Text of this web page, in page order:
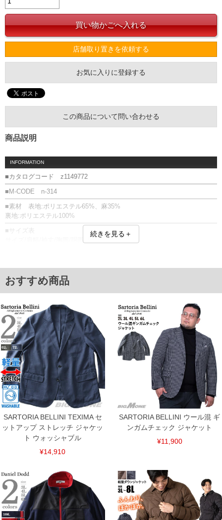
店舗取り置きを依頼する
お気に入りに登録する
この商品について問い合わせる
商品説明
INFORMATION
■カタログコード z1149772
■M-CODE n-314
■素材 表地:ポリエステル65%、麻35%
裏地:ポリエステル100%
■サイズ表
サイズ/肩幅/袖丈/胸囲/胴囲/着丈
4L/54/64/136/128/77
5L/56/65/142/134/79
6L/58/66/148/140/81
※【返品交換について】
返品交換希望の方は、商品到着後1週間以内にご連絡ください。
下着(肌着)やワイシャツは商品の性質上、返品交換不可とさせて頂いております。予め
ご了承くださいませ。
※【ボトムの裾上げをご希望の場合】
裾上げ料金は500円+税となります。
備考欄に股下●cmとご記入下さい。（裾上げ無料対象商品は1本につき税込6,000円以
上の品が対象。1本5,999円以下の商品は有料（500円+税）となります。）
出荷まで約1週間～20日間程お時間を頂く場合がございます。
尚、裾上げした商品は返品・交換不可となりますので、予めご了承下さい。
一部、お直しに対応出来ない商品がございます。(例：裾にファスナーや調節ひもが付
いている、極端なデザインが施されている等)
※商品によって若干のサイズの誤差がございます。また、お客様がご使用の環境（コ
ンピュータ画面）によって、商品の色味が若干異なる場合がございます。予めご了承
ください。
※当店での掲載商品は、実店鋪と在庫を共用しておりますので店頭での売り違い、店
舗からのお取り寄せ等により、お客様にご迷惑をお掛けしてしまう場合がございま
す。そのようなことがない様最大限に努めておりますが、もしあった場合速やかにご
ITEM INTRODUCTION
続きを見る＋
おすすめ商品
SARTORIA BELLINI TEXIMA セ
ットアップ ストレッチ ジャケッ
ト ウォッシャブル
¥14,910
SARTORIA BELLINI ウール混 ギ
ンガムチェック ジャケット
¥11,900